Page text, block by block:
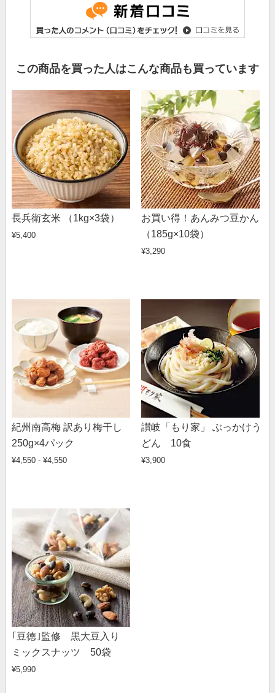
この商品を買った人はこんな商品も買っています
長兵衛玄米 （1kg×3袋）
¥5,400
お買い得！あんみつ豆かん
（185g×10袋）
¥3,290
紀州南高梅 訳あり梅干し
250g×4パック
¥4,550 - ¥4,550
讃岐「もり家」 ぶっかけう
どん 10食
¥3,900
｢豆徳｣監修 黒大豆入り
ミックスナッツ 50袋
¥5,990